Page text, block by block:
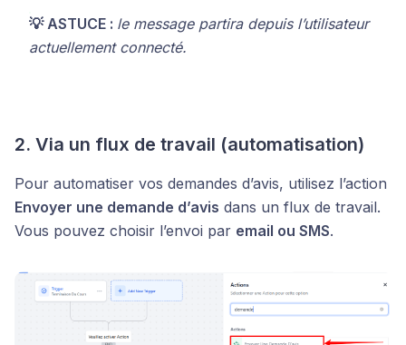
💡 ASTUCE : le message partira depuis l’utilisateur
actuellement connecté.
2. Via un flux de travail (automatisation)
Pour automatiser vos demandes d’avis, utilisez l’action
Envoyer une demande d’avis dans un flux de travail.
Vous pouvez choisir l’envoi par email ou SMS.